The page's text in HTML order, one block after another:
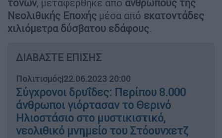
τόνων, μεταφέρθηκε από ανθρώπους της
Νεολιθικής Εποχής μέσα από εκατοντάδες
χιλιόμετρα δύσβατου εδάφους.
ΔΙΑΒΑΣΤΕ ΕΠΙΣΗΣ
Πολιτισμός|22.06.2023 20:00
Σύγχρονοι δρυΐδες: Περίπου 8.000
άνθρωποι γιόρτασαν το Θερινό
Ηλιοστάσιο στο μυστικιστικό,
νεολιθικό μνημείο του Στόουνχετζ